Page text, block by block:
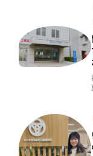
コーポレ
ブランド
求人・採
ECサイ
LP（ラ
キャンペ